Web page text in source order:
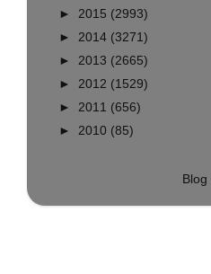
► 2015 (2993)
► 2014 (3271)
► 2013 (2665)
► 2012 (1529)
► 2011 (656)
► 2010 (85)